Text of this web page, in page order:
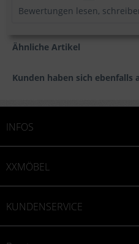
Bewertungen lesen,
Ähnliche Artikel
Kunden haben sich ebenfalls
INFOS
XXMÖBEL
KUNDENSERVICE